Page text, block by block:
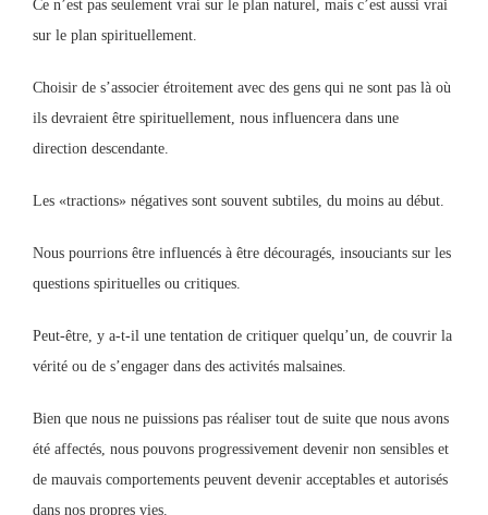
Ce n’est pas seulement vrai sur le plan naturel, mais c’est aussi vrai
sur le plan spirituellement.
Choisir de s’associer étroitement avec des gens qui ne sont pas là où
ils devraient être spirituellement, nous influencera dans une
direction descendante.
Les «tractions» négatives sont souvent subtiles, du moins au début.
Nous pourrions être influencés à être découragés, insouciants sur les
questions spirituelles ou critiques.
Peut-être, y a-t-il une tentation de critiquer quelqu’un, de couvrir la
vérité ou de s’engager dans des activités malsaines.
Bien que nous ne puissions pas réaliser tout de suite que nous avons
été affectés, nous pouvons progressivement devenir non sensibles et
de mauvais comportements peuvent devenir acceptables et autorisés
dans nos propres vies.